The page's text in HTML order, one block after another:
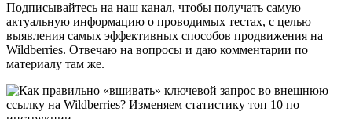
Подписывайтесь на наш канал, чтобы получать самую
актуальную информацию о проводимых тестах, с целью
выявления самых эффективных способов продвижения на
Wildberries. Отвечаю на вопросы и даю комментарии по
материалу там же.